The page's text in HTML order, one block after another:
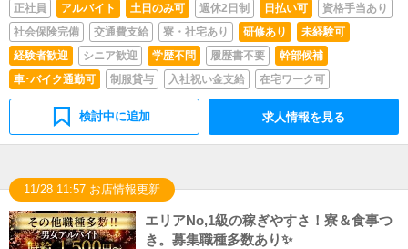
正社員 アルバイト 土日のみ可 週休2日制 日払い可
資格手当あり
社会保険完備
交通費支給 寮・社宅あり 研修あり
未経験可
経験者歓迎
シニア歓迎 学歴不問 履歴書不要
幹部候補
車･バイク通勤可
制服貸与 入社祝い金支給 在宅ワーク可
検討中に追加 求人情報を見る
11/28 11:57 お店情報更新
エリアNo,1級の稼ぎやすさ！寮＆食事つ
き。募集職種多数あり✨